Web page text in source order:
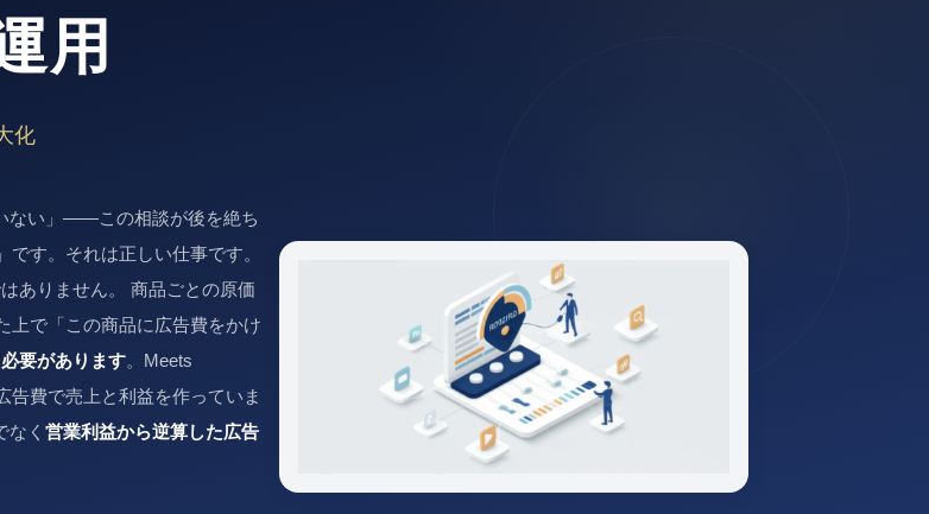
用
化
ない」——この相談が後を絶ち
す。それは正しい仕事です。
ありません。 商品ごとの原価
で「この商品に広告費をかけ
要があります。Meets
告費で売上と利益を作っていま
なく 営業利益から逆算した広告